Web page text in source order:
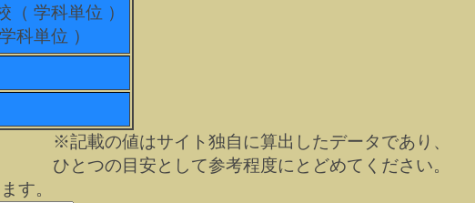
学科単位 ）
科単位 ）
※記載の値はサイト独自に算出したデータであり、
ひとつの目安として参考程度にとどめてください。
す。